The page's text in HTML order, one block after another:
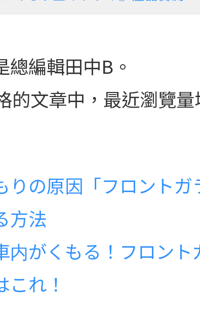
總編輯田中B。
的文章中，最近瀏覽
りの原因「フロント
方法
内がくもる！フロン
れ！